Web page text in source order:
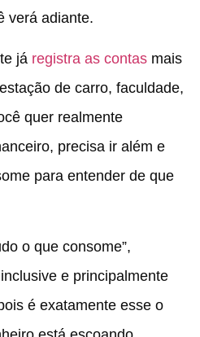
verá adiante.
já registra as contas mais
de carro, faculdade,
quer realmente
precisa ir além e
para entender de que
o que consome”,
inclusive e principalmente
é exatamente esse o